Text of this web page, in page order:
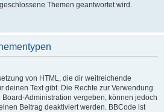
Themen geantwortet wird.
von HTML, die dir weitreichende
deinen Text gibt. Die Rechte zur Verwendung
Administration vergeben, können jedoch
Beitrag deaktiviert werden. BBCode ist